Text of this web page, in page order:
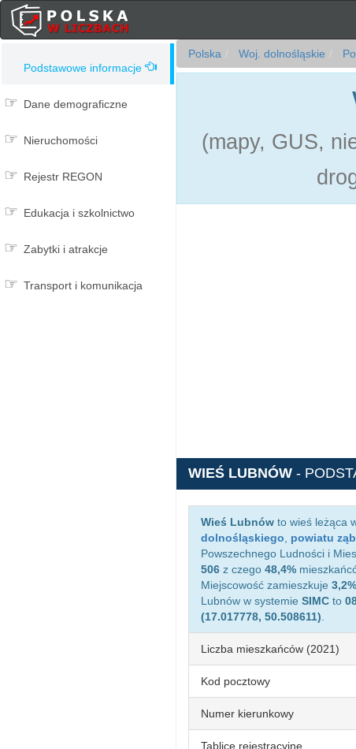
Podstawowe informacje
Dane demograficzne
Nieruchomości
Rejestr REGON
Edukacja i szkolnictwo
Zabytki i atrakcje
Transport i komunikacja
Polska Woj. dolnośląskie
(mapy, GUS,
WIEŚ LUBNÓW -
Wieś Lubnów to wieś leżąca
dolnośląskiego
powiatu
Powszechnego Ludności i
506 z czego 48,4%
Miejscowość zamieszkuje 3,2%
Lubnów w systemie SIMC to
(17.017778, 50.508611)
Liczba mieszkańców (2021)
Kod pocztowy
Numer kierunkowy
Tablice rejestracyjne